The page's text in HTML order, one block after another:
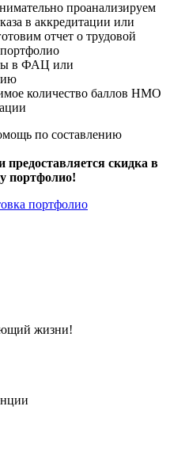
проанализируем
в аккредитации или
отчет о трудовой
в ФАЦ или
количество баллов НМО
по составлению
скидка в
портфолио!
портфолио
жизни!